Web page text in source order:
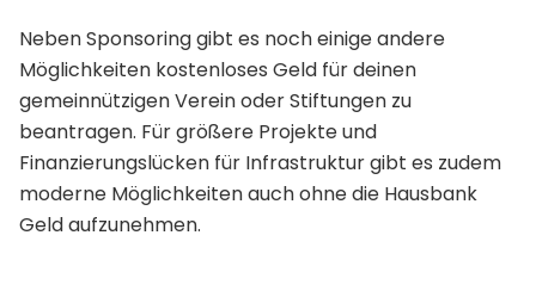
Neben Sponsoring gibt es noch einige andere
Möglichkeiten kostenloses Geld für deinen
gemeinnützigen Verein oder Stiftungen zu
beantragen. Für größere Projekte und
Finanzierungslücken für Infrastruktur gibt es zudem
moderne Möglichkeiten auch ohne die Hausbank
Geld aufzunehmen.